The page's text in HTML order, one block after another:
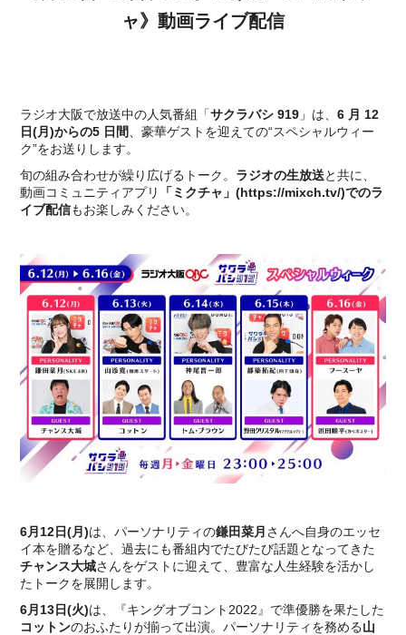
ャ》動画ライブ配信
ラジオ大阪で放送中の人気番組「サクラバシ 919 」は、6 月 12
日(月)からの5 日間
、豪華ゲストを迎えての“スペシャルウィー
ク”をお送りします。
旬の組み合わせが繰り広げるトーク。 ラジオの生放送と共に、
動画コミュニティアプリ
「ミクチャ」(https://mixch.tv/)でのラ
イブ配信もお楽しみください。
6月12日(月)は、パーソナリティの鎌田菜月 さんへ自身のエッセ
イ本を贈るなど、過去にも番組内でたびたび話題となってきた
チャンス大城さんをゲストに迎えて、豊富な人生経験を活かし
たトークを展開します。
6月13日(火)は、『キングオブコント2022』で準優勝を果たした
コットンのおふたりが揃って出演。パーソナリティを務める山